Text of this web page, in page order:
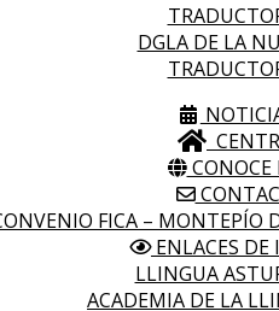
DGLA DE LA
CONOCE
FICA – MONTEPÍO
ENLACES DE
LLINGUA
ACADEMIA DE LA